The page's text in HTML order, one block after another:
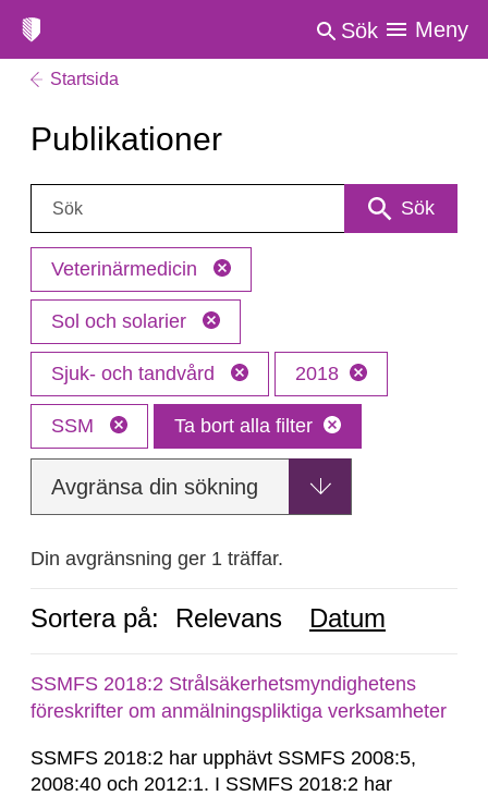
Sök Meny
Startsida
Publikationer
Sök: Sök
Veterinärmedicin
Sol och solarier
Sjuk- och tandvård 2018
SSM Ta bort alla filter
Avgränsa din sökning
Din avgränsning ger 1 träffar.
Sortera på: Relevans Datum
SSMFS 2018:2 Strålsäkerhetsmyndighetens
föreskrifter om anmälningspliktiga verksamheter
SSMFS 2018:2 har upphävt SSMFS 2008:5,
2008:40 och 2012:1. I SSMFS 2018:2 har